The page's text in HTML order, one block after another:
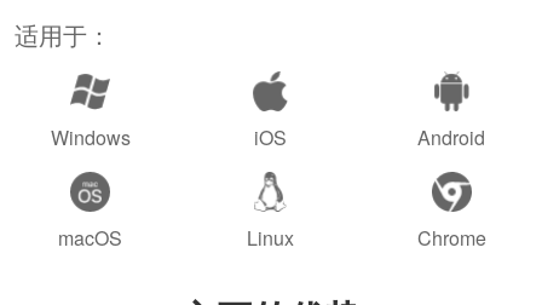
适用于：
Windows iOS Android
macOS Linux Chrome